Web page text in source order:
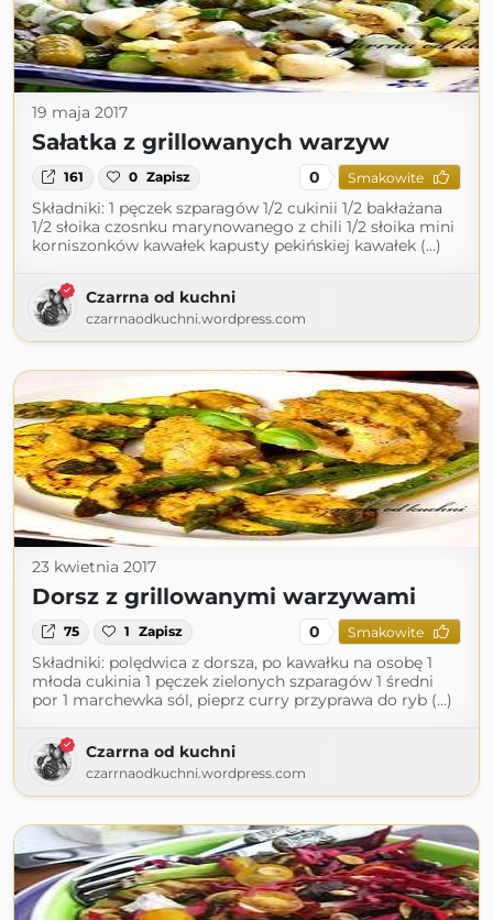
19 maja 2017
Sałatka z grillowanych warzyw
161 0 Zapisz 0 Smakowite
Składniki: 1 pęczek szparagów 1/2 cukinii 1/2 bakłażana
1/2 słoika czosnku marynowanego z chili 1/2 słoika mini
korniszonków kawałek kapusty pekińskiej kawałek (...)
Czarrna od kuchni
czarrnaodkuchni.wordpress.com
23 kwietnia 2017
Dorsz z grillowanymi warzywami
75 1 Zapisz 0 Smakowite
Składniki: polędwica z dorsza, po kawałku na osobę 1
młoda cukinia 1 pęczek zielonych szparagów 1 średni
por 1 marchewka sól, pieprz curry przyprawa do ryb (...)
Czarrna od kuchni
czarrnaodkuchni.wordpress.com